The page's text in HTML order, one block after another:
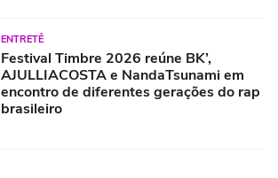
ENTRETÊ
Festival Timbre 2026 reúne BK’,
AJULLIACOSTA e NandaTsunami em
encontro de diferentes gerações do rap
brasileiro